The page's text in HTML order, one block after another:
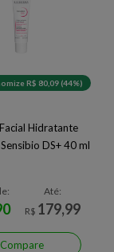
R$ 80,09 (44%)
Hidratante
DS+ 40 ml
Até:
R$ 179,99
Compare